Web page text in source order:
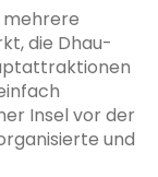
mehrere
die Dhau-
Insel vor der
und